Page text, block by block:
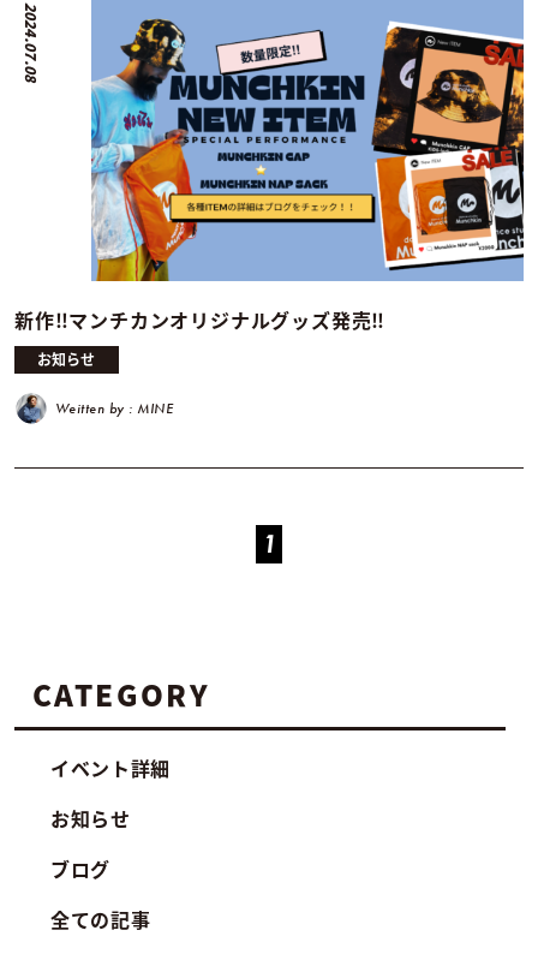
2024.07.08
新作‼︎マンチカンオリジナルグッズ発売‼︎
お知らせ
Weitten by : MINE
1
CATEGORY
イベント詳細
お知らせ
ブログ
全ての記事